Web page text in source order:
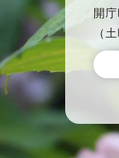
開
（